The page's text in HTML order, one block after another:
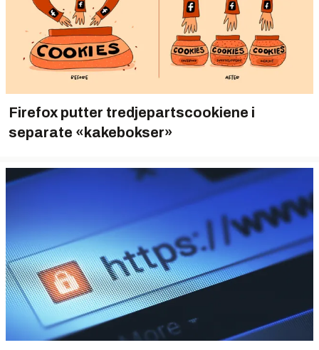
Firefox putter tredjepartscookiene i
separate «kakebokser»